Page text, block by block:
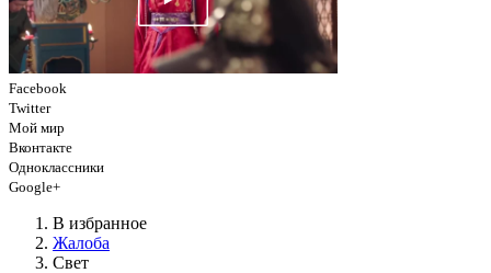
Facebook
Twitter
Мой мир
Вконтакте
Одноклассники
Google+
В избранное
Жалоба
Свет